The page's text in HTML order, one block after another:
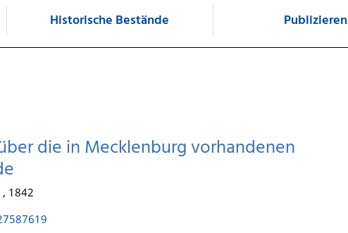
Historische Bestände Publizieren
die in Mecklenburg vorhandenen
, 1842